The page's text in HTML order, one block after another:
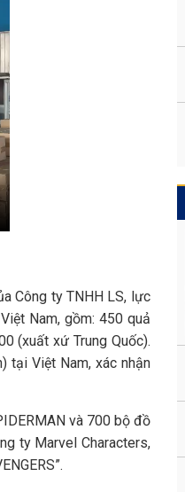
Công ty TNHH LS, lực
Nam, gồm: 450 quả
(xuất xứ Trung Quốc).
tại Việt Nam, xác nhận
và 700 bộ đồ
ty Marvel Characters,